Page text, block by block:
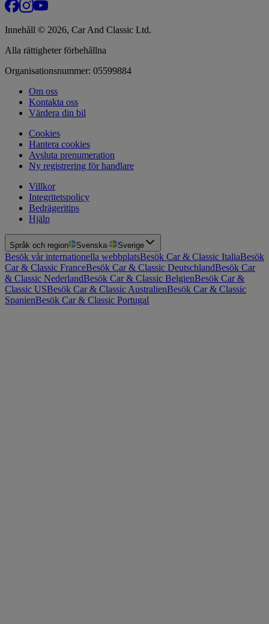
Innehåll © 2026, Car And Classic Ltd.
Alla rättigheter förbehållna
Organisationsnummer: 05599884
Om oss
Kontakta oss
Värdera din bil
Cookies
Hantera cookies
Avsluta prenumeration
Ny registrering för handlare
Villkor
Integritetspolicy
Bedrägeritips
Hjälp
Språk och region Svenska· Sverige
Besök vår internationella webbplatsBesök Car & Classic ItaliaBesök
Car & Classic FranceBesök Car & Classic DeutschlandBesök Car
& Classic NederlandBesök Car & Classic BelgienBesök Car &
Classic USBesök Car & Classic AustralienBesök Car & Classic
SpanienBesök Car & Classic Portugal